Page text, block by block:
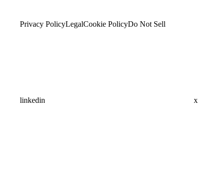
Privacy PolicyLegalCookie PolicyDo Not Sell
linkedin x